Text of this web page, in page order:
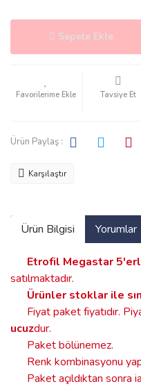
Sepete Ekle
Tavsiye Et
Ürün Paylaş :
Karşılaştır
Ürün Bilgisi Yorumlar
Etrofil Megastar
satılmaktadır.
Ürünler stoklar ile
Fiyat paket fiyatıdır.
ucuzdur.
Paket bölünemez.
Renk kombinasyonu
Paket açıldıktan sonra